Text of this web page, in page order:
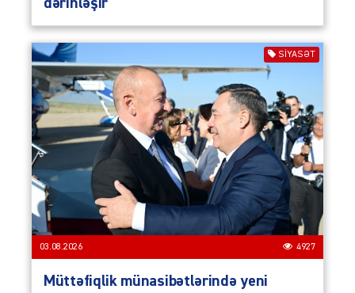
dərinləşir
SIYASƏT
03.08.2026 4927
Müttəfiqlik münasibətlərində yeni